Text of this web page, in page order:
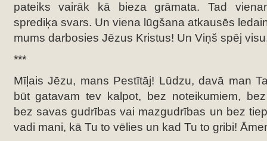
pateiks vairāk kā bieza grāmata. Tad
sprediķa svars. Un viena lūgšana atkausēs
mums darbosies Jēzus Kristus! Un Viņš spēj
***
Mīļais Jēzu, mans Pestītāj! Lūdzu, davā man
būt gatavam tev kalpot, bez noteikumiem,
bez savas gudrības vai mazgudrības un bez
vadi mani, kā Tu to vēlies un kad Tu to gribi!